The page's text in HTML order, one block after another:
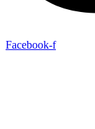
Facebook-f